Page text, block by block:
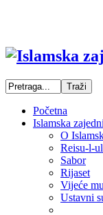
Početna
Islamska
O
Reisu-l-
Sabor
Rijaset
Vijeće
Ustavni